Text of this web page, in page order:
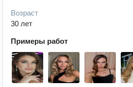
Возраст
30 лет
Примеры работ